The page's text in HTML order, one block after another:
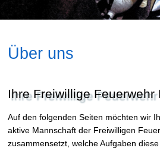
Über uns
Ihre Freiwillige Feuerwehr
Auf den folgenden Seiten möchten wir
aktive Mannschaft der Freiwilligen
zusammensetzt, welche Aufgaben